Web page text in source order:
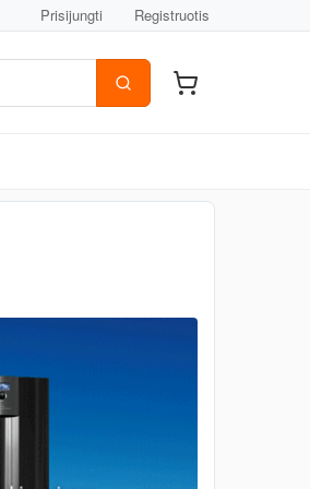
Prisijungti Registruotis